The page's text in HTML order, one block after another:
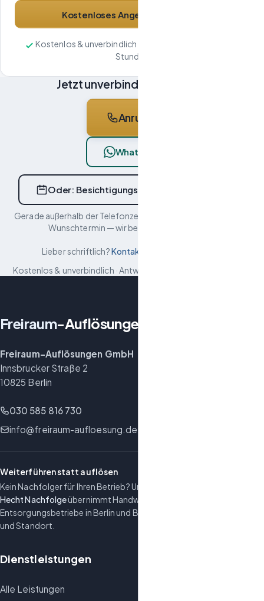
Kostenloses Angebot anfordern
Kostenlos & unverbindlich · Antwort innerhalb von 24
Stunden
Jetzt unverbindlich anfragen
Anrufen
WhatsApp
Oder: Besichtigungstermin online wählen
Gerade außerhalb der Telefonzeiten? Wählen Sie in Ruhe Ihren
Wunschtermin — wir bestätigen persönlich.
Lieber schriftlich?Kontaktformular ausfüllen →
Kostenlos & unverbindlich · Antwort innerhalb von 24 Stunden
Freiraum-Auflösungen
Freiraum-Auflösungen GmbH
Innsbrucker Straße 2
10825 Berlin
030 585 816 730
info@freiraum-aufloesung.de
Weiterführen statt auflösen
Kein Nachfolger für Ihren Betrieb? Unser Geschäftsbereich
Hecht Nachfolgeübernimmt Handwerks-, Produktions- und
Entsorgungsbetriebe in Berlin und Brandenburg – mit Belegschaft
und Standort.
Dienstleistungen
Alle Leistungen